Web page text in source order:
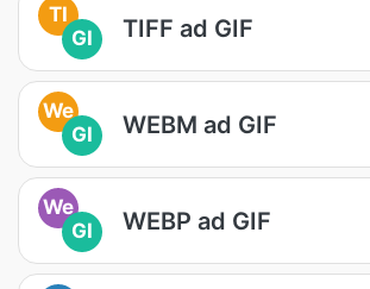
TI
GI
TIFF ad GIF
We
GI
WEBM ad GIF
We
GI
WEBP ad GIF